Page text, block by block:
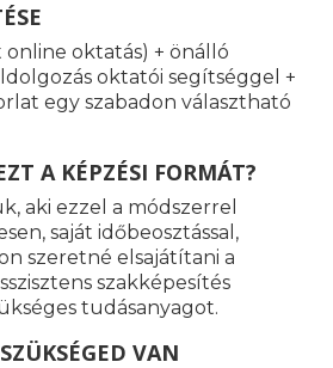
oktatás) + önálló
oktatói segítséggel +
egy szabadon választható
A KÉPZÉSI FORMÁT?
aki ezzel a módszerrel
saját időbeosztással,
szeretné elsajátítani a
szakképesítés
tudásanyagot.
VAN